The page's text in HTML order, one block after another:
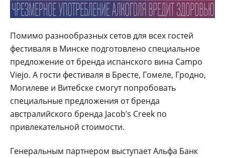
Помимо разнообразных сетов для всех гостей
фестиваля в Минске подготовлено специальное
предложение от бренда испанского вина Campo
Viejo. А гости фестиваля в Бресте, Гомеле, Гродно,
Могилеве и Витебске смогут попробовать
специальные предложения от бренда
австралийского бренда Jacob’s Creek по
привлекательной стоимости.
Генеральным партнером выступает Альфа Банк